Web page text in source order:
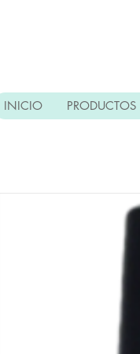
INICIO PRODUCTOS